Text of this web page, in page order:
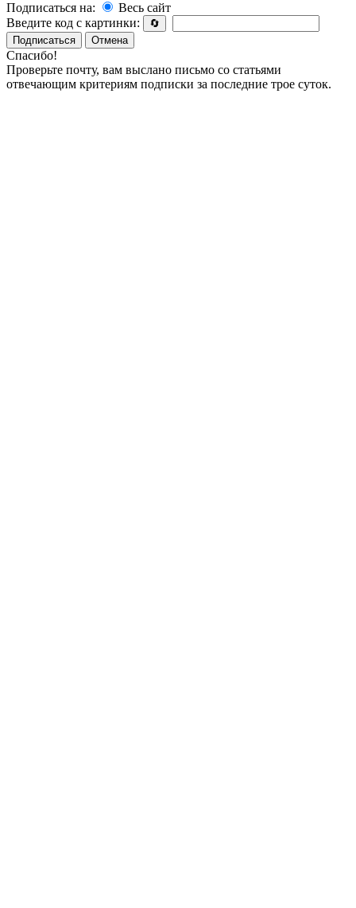
Подписаться на:
Весь сайт
Введите код с картинки:
🔄
Подписаться
Отмена
Спасибо!
Проверьте почту, вам выслано письмо со статьями
отвечающим критериям подписки за последние трое суток.